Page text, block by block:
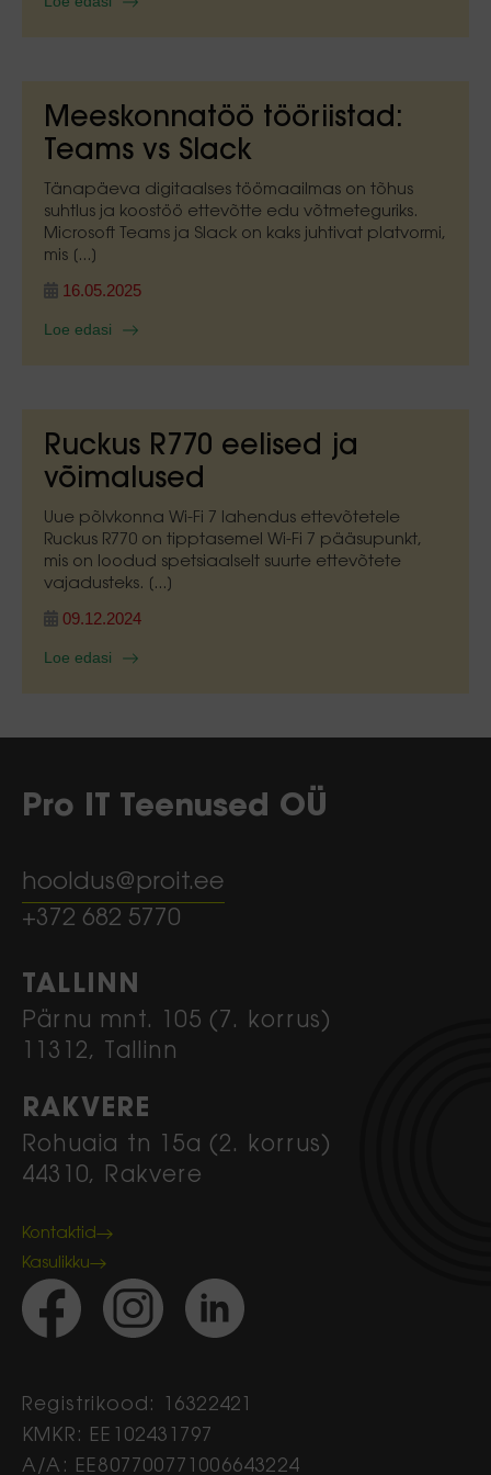
Meeskonnatöö tööriistad:
Teams vs Slack
Tänapäeva digitaalses töömaailmas on tõhus
suhtlus ja koostöö ettevõtte edu võtmeteguriks.
Microsoft Teams ja Slack on kaks juhtivat platvormi,
mis [...]
16.05.2025
Loe edasi
Ruckus R770 eelised ja
võimalused
Uue põlvkonna Wi-Fi 7 lahendus ettevõtetele
Ruckus R770 on tipptasemel Wi-Fi 7 pääsupunkt,
mis on loodud spetsiaalselt suurte ettevõtete
vajadusteks. [...]
09.12.2024
Loe edasi
Pro IT Teenused OÜ
hooldus@proit.ee
+372 682 5770
TALLINN
Pärnu mnt. 105 (7. korrus)
11312, Tallinn
RAKVERE
Rohuaia tn 15a (2. korrus)
44310, Rakvere
Kontaktid
Kasulikku
Registrikood: 16322421
KMKR: EE102431797
A/A: EE807700771006643224